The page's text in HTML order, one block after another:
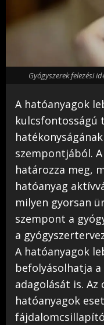
Gyógyszerek felezési
A hatóanyagok
kulcsfontosságú
szempontjából.
határozza meg,
hatóanyag
milyen gyorsan
szempont a
a
A hatóanyagok
befolyásolhatja
adagolását is.
hatóanyagok